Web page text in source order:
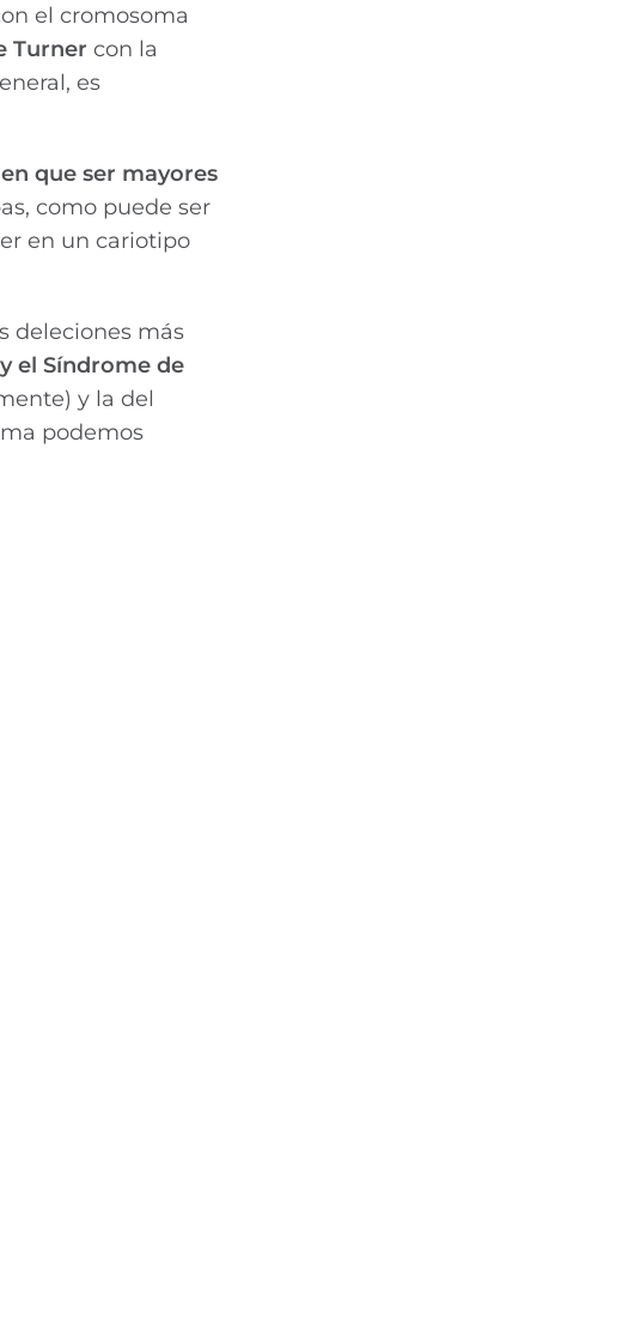
el cromosoma
Turner con la
es
que ser mayores
como puede ser
en un cariotipo
deleciones más
el Síndrome de
y la del
podemos